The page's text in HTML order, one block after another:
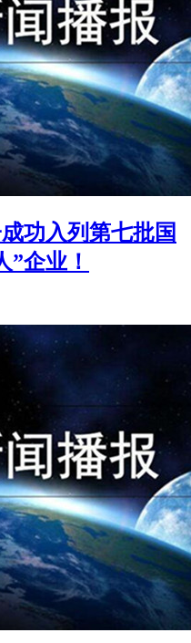
功入列第七批国
”企业！